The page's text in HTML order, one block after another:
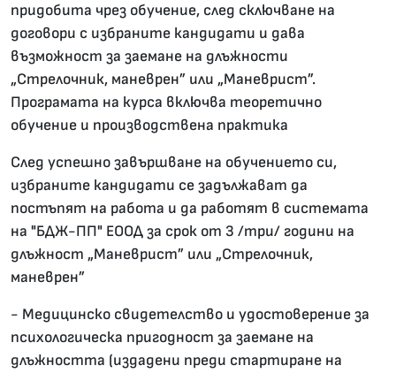
придобита чрез обучение, след сключване на
договори с избраните кандидати и дава
възможност за заемане на длъжности
„Стрелочник, маневрен” или „Маневрист”.
Програмата на курса включва теоретично
обучение и производствена практика
След успешно завършване на обучението си,
избраните кандидати се задължават да
постъпят на работа и да работят в системата
на "БДЖ-ПП" ЕООД за срок от 3 /три/ години на
длъжност „Маневрист” или „Стрелочник,
маневрен”
- Медицинско свидетелство и удостоверение за
психологическа пригодност за заемане на
длъжността (издадени преди стартиране на